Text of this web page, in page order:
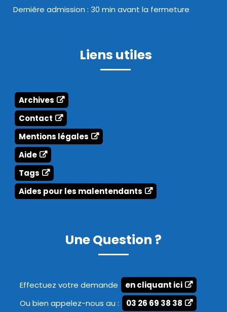
Dernière admission : 30 min avant la fermeture
Liens utiles
Archives
Contact
Mentions légales
Aide
Tags
Aides pour les malentendants
Une Question ?
Effectuez votre demande
en cliquant ici
Ou bien appelez-nous au :
03 26 69 38 38